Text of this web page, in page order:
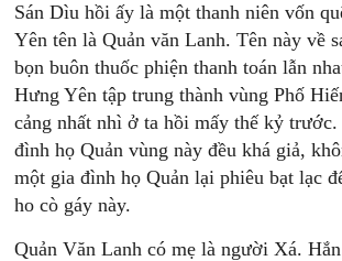
Sán Dìu hồi ấy là một thanh niên vốn
Yên tên là Quản văn Lanh. Tên này về
bọn buôn thuốc phiện thanh toán lẫn
Hưng Yên tập trung thành vùng Phố
cảng nhất nhì ở ta hồi mấy thế kỷ
đình họ Quản vùng này đều khá giả,
một gia đình họ Quản lại phiêu bạt lạc
ho cò gáy này.
Quản Văn Lanh có mẹ là người Xá.